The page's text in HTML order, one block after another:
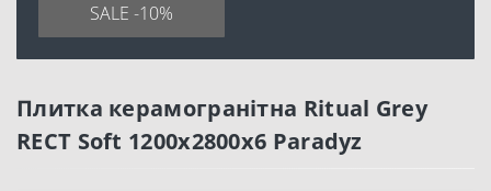
SALE -10%
Плитка керамогранітна Ritual Grey
RECT Soft 1200x2800x6 Paradyz